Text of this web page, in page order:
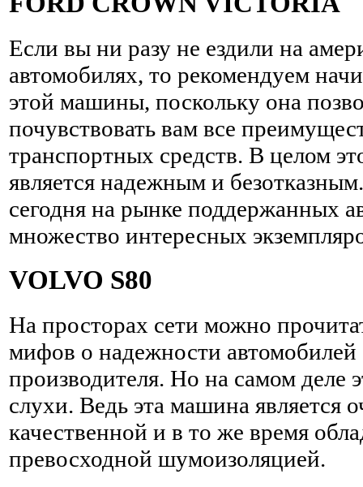
Если вы ни разу не ездили на
автомобилях, то рекомендуем
этой машины, поскольку она
почувствовать вам все
транспортных средств. В целом
является надежным и
сегодня на рынке поддержанных
множество интересных
VOLVO S80
На просторах сети можно
мифов о надежности автомобилей
производителя. Но на самом деле
слухи. Ведь эта машина является
качественной и в то же время
превосходной шумоизоляцией.